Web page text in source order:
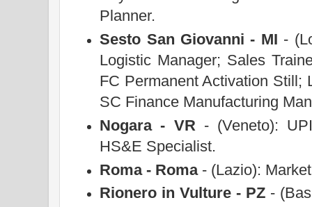
Planner.
Sesto San Giovanni - MI -
Logistic Manager; Sales
FC Permanent Activation Still;
SC Finance Manufacturing
Nogara - VR - (Veneto):
HS&E Specialist.
Roma - Roma- (Lazio):
Rionero in Vulture - PZ-